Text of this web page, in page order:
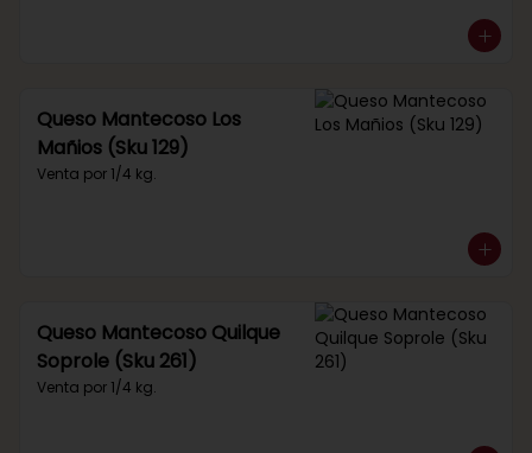
Queso Mantecoso Los
Mañios (Sku 129)
Venta por 1/4 kg.
Queso Mantecoso Quilque
Soprole (Sku 261)
Venta por 1/4 kg.